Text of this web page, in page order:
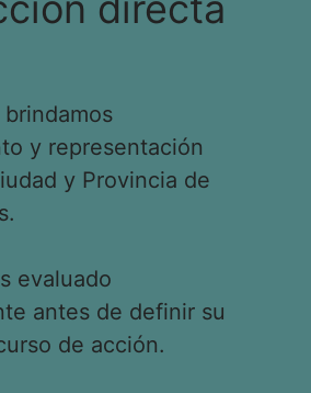
y representación
y Provincia de
evaluado
antes de definir su
de acción.